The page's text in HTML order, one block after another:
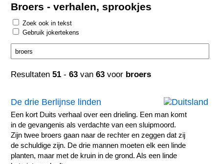
Broers - verhalen, sprookjes
Zoek ook in tekst
Gebruik jokertekens
Resultaten51 -63 van63 voor broers
De drie Berlijnse linden
Een kort Duits verhaal over een drieling. Een man komt
in de gevangenis als verdachte van een sluipmoord.
Zijn twee broers gaan naar de rechter en zeggen dat zij
de schuldige zijn. De drie mannen moeten elk een linde
planten, maar met de kruin in de grond. Als een linde